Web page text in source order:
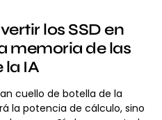
los SSD en
memoria de las
la IA
cuello de botella de la
la potencia de cálculo, sino